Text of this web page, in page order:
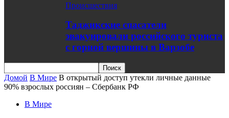
Происшествия
Таджикские спасатели
эвакуировали российского туриста
с горной вершины в Варзобе
Домой В Мире В открытый доступ утекли личные данные
90% взрослых россиян – Сбербанк РФ
В Мире